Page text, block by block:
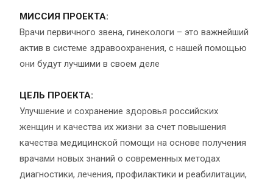
МИССИЯ ПРОЕКТА:
Врачи первичного звена, гинекологи – это важнейший
актив в системе здравоохранения, с нашей помощью
они будут лучшими в своем деле
ЦЕЛЬ ПРОЕКТА:
Улучшение и сохранение здоровья российских
женщин и качества их жизни за счет повышения
качества медицинской помощи на основе получения
врачами новых знаний о современных методах
диагностики, лечения, профилактики и реабилитации,